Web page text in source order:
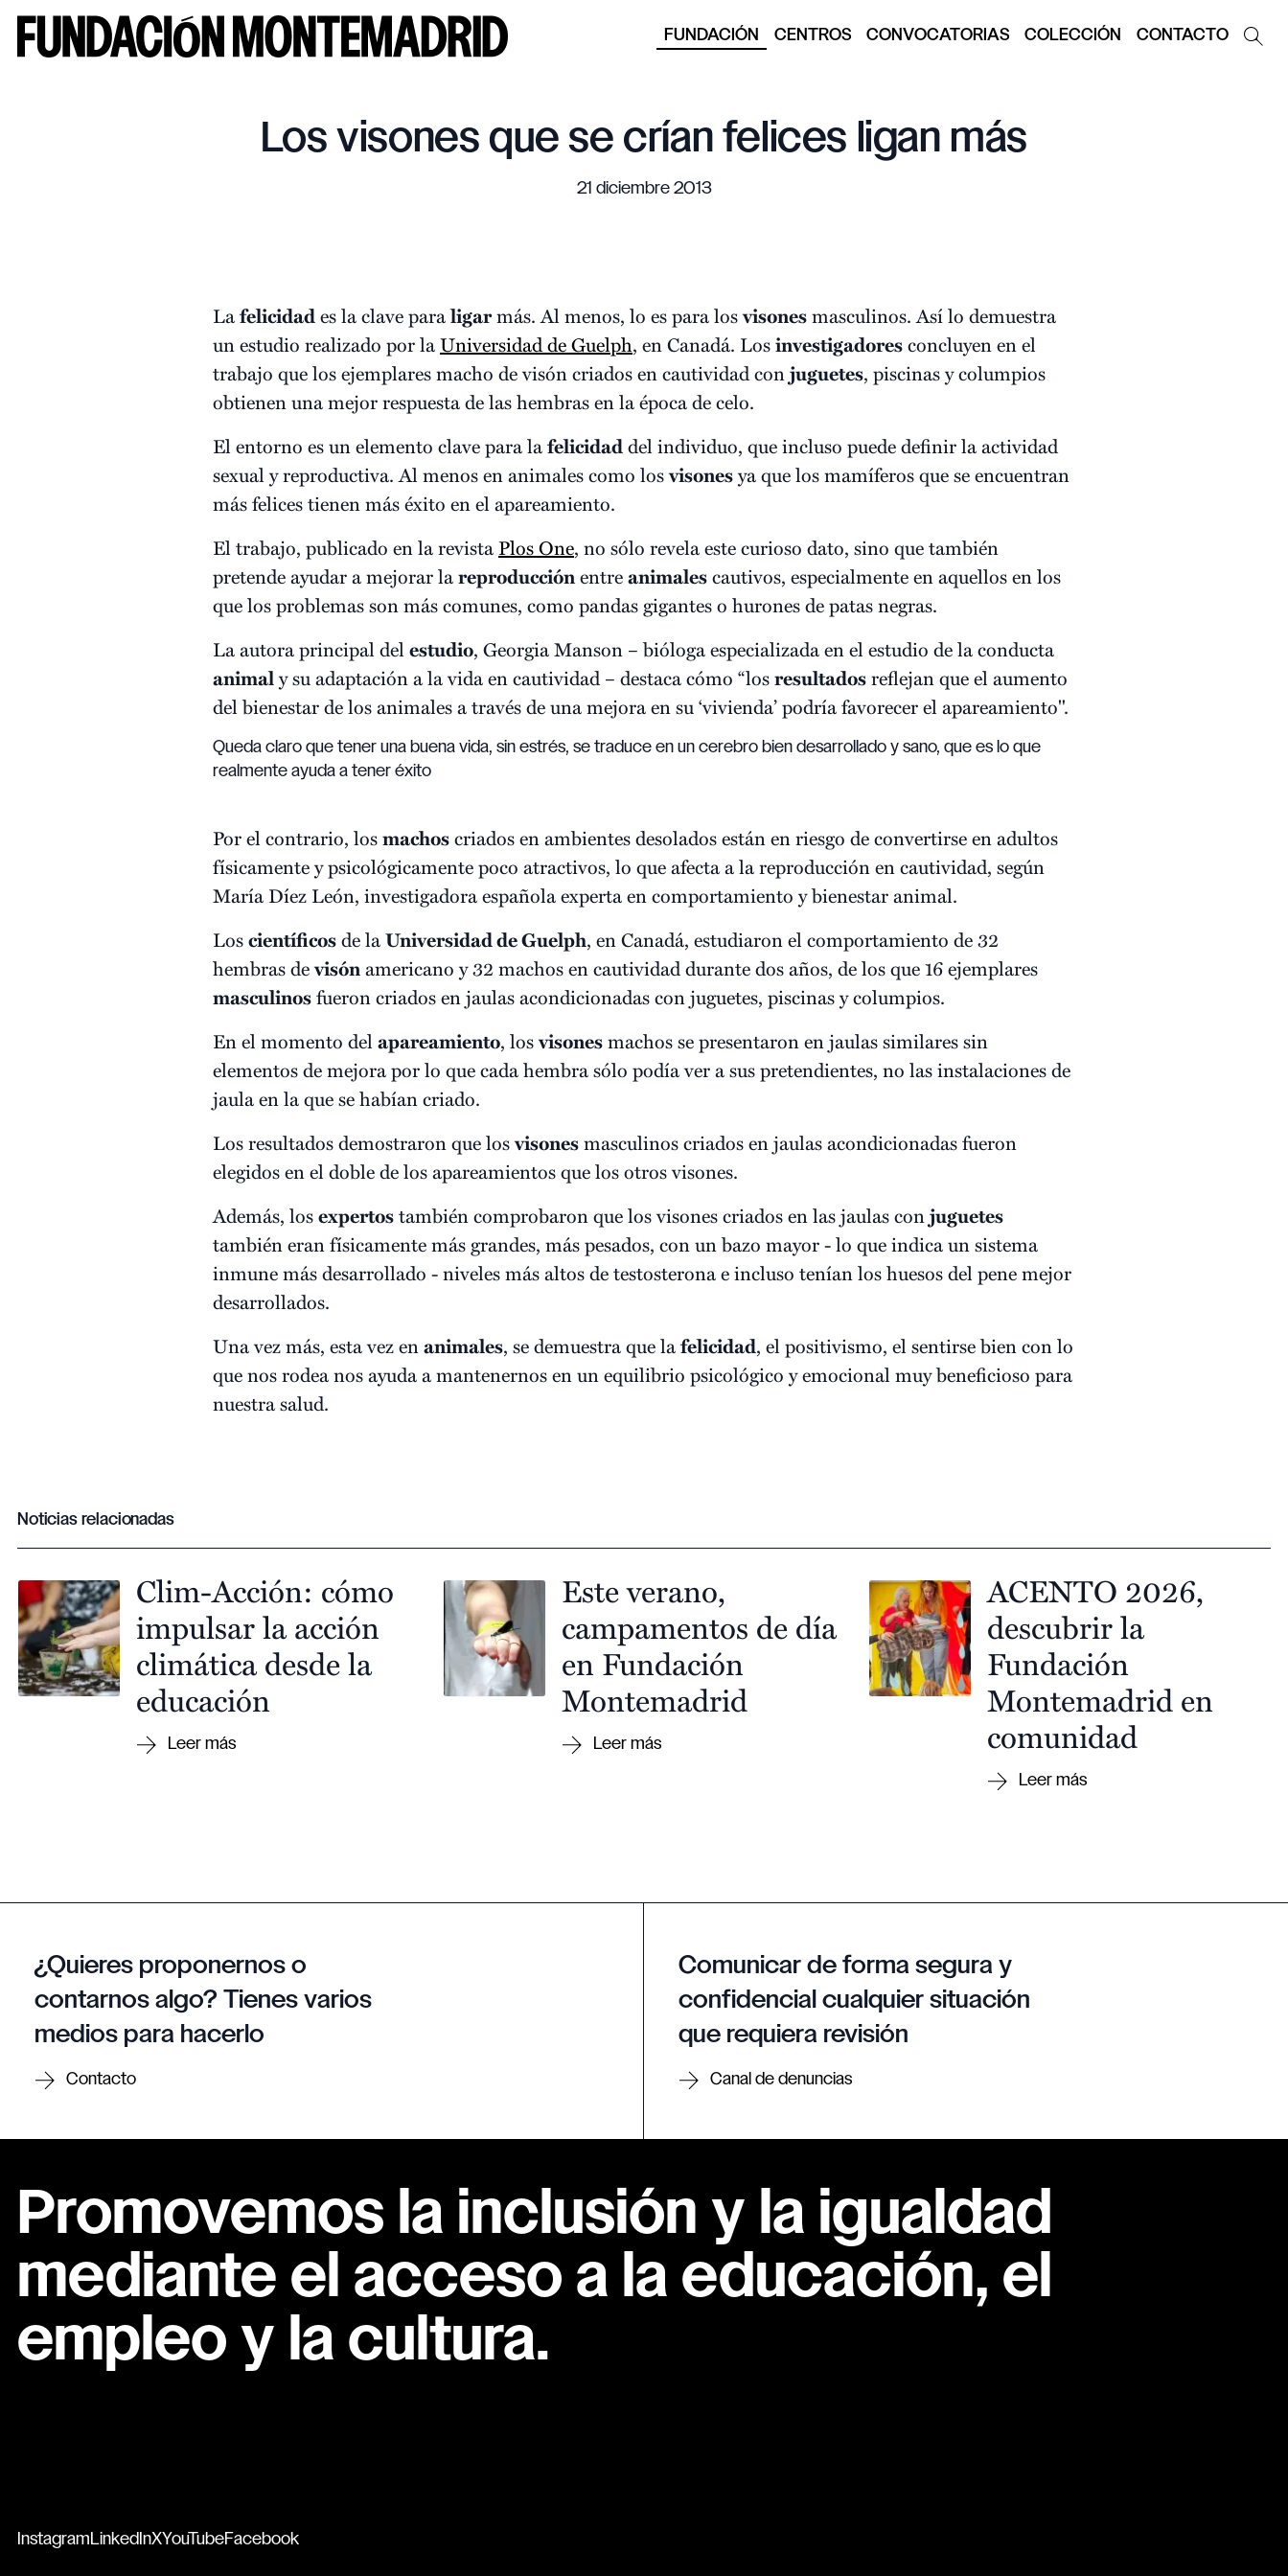
FUNDACIÓN CENTROS CONVOCATORIAS COLECCIÓN CONTACTO
Los visones que se crían felices ligan más
21 diciembre 2013
Lafelicidades la clave paraligarmás. Al menos, lo es para losvisonesmasculinos. Así lo demuestra
un estudio realizado por laUniversidad de Guelph, en Canadá. Losinvestigadoresconcluyen en el
trabajo que los ejemplares macho de visón criados en cautividad conjuguetes, piscinas y columpios
obtienen una mejor respuesta de las hembras en la época de celo.
El entorno es un elemento clave para lafelicidaddel individuo, que incluso puede definir la actividad
sexual y reproductiva. Al menos en animales como losvisonesya que los mamíferos que se encuentran
más felices tienen más éxito en el apareamiento.
El trabajo, publicado en la revistaPlos One, no sólo revela este curioso dato, sino que también
pretende ayudar a mejorar lareproducciónentreanimalescautivos, especialmente en aquellos en los
que los problemas son más comunes, como pandas gigantes o hurones de patas negras.
La autora principal delestudio, Georgia Manson – bióloga especializada en el estudio de la conducta
animaly su adaptación a la vida en cautividad – destaca cómo “losresultadosreflejan que el aumento
del bienestar de los animales a través de una mejora en su ‘vivienda’ podría favorecer el apareamiento".
Queda claro que tener una buena vida, sin estrés, se traduce en un cerebro bien desarrollado y sano, que es lo que
realmente ayuda a tener éxito
Por el contrario, losmachoscriados en ambientes desolados están en riesgo de convertirse en adultos
físicamente y psicológicamente poco atractivos, lo que afecta a la reproducción en cautividad, según
María Díez León, investigadora española experta en comportamiento y bienestar animal.
Loscientíficosde laUniversidad de Guelph, en Canadá, estudiaron el comportamiento de 32
hembras devisónamericano y 32 machos en cautividad durante dos años, de los que 16 ejemplares
masculinosfueron criados en jaulas acondicionadas con juguetes, piscinas y columpios.
En el momento delapareamiento, losvisonesmachos se presentaron en jaulas similares sin
elementos de mejora por lo que cada hembra sólo podía ver a sus pretendientes, no las instalaciones de
jaula en la que se habían criado.
Los resultados demostraron que losvisonesmasculinos criados en jaulas acondicionadas fueron
elegidos en el doble de los apareamientos que los otros visones.
Además, losexpertostambién comprobaron que los visones criados en las jaulas conjuguetes
también eran físicamente más grandes, más pesados, con un bazo mayor - lo que indica un sistema
inmune más desarrollado - niveles más altos de testosterona e incluso tenían los huesos del pene mejor
desarrollados.
Una vez más, esta vez enanimales, se demuestra que lafelicidad, el positivismo, el sentirse bien con lo
que nos rodea nos ayuda a mantenernos en un equilibrio psicológico y emocional muy beneficioso para
nuestra salud.
Noticias relacionadas
Clim-Acción: cómo
impulsar la acción
climática desde la
educación
Este verano,
campamentos de día
en Fundación
Montemadrid
ACENTO 2026,
descubrir la
Fundación
Montemadrid en
comunidad
¿Quieres proponernos o
contarnos algo? Tienes varios
medios para hacerlo
Contacto
Comunicar de forma segura y
confidencial cualquier situación
que requiera revisión
Canal de denuncias
Promovemos la inclusión y la igualdad
mediante el acceso a la educación, el
empleo y la cultura.
Instagram LinkedInXYouTubeFacebook